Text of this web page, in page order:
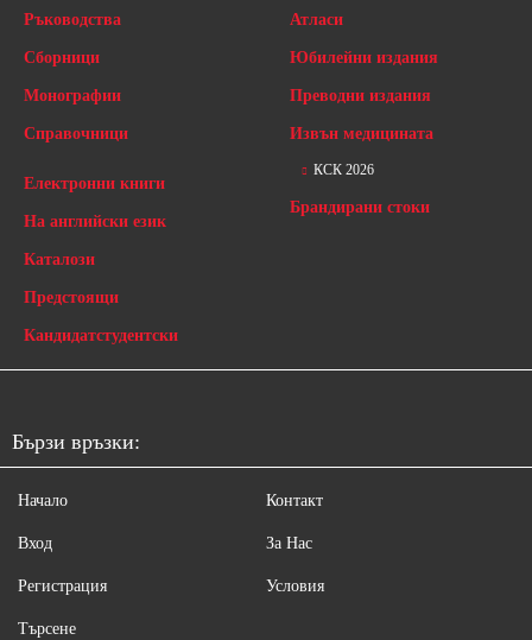
Ръководства
Сборници
Монографии
Справочници
Атласи
Юбилейни издания
Преводни издания
Извън медицината
Електронни книги
На английски език
Каталози
Предстоящи
Кандидатстудентски
КСК 2026
Брандирани стоки
Бързи връзки:
Начало
Вход
Регистрация
Търсене
Контакт
За Нас
Условия